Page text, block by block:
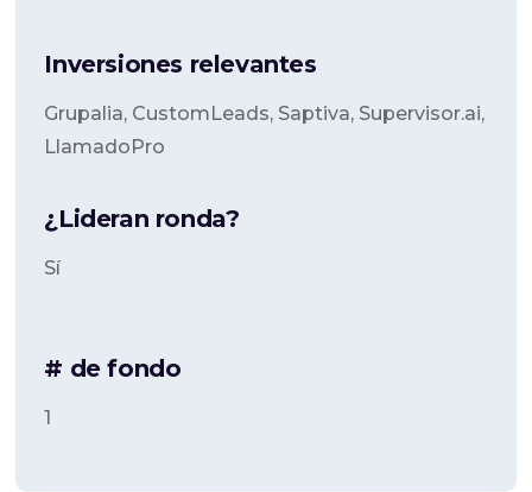
Inversiones relevantes
Grupalia, CustomLeads, Saptiva, Supervisor.ai,
LlamadoPro
¿Lideran ronda?
Sí
# de fondo
1